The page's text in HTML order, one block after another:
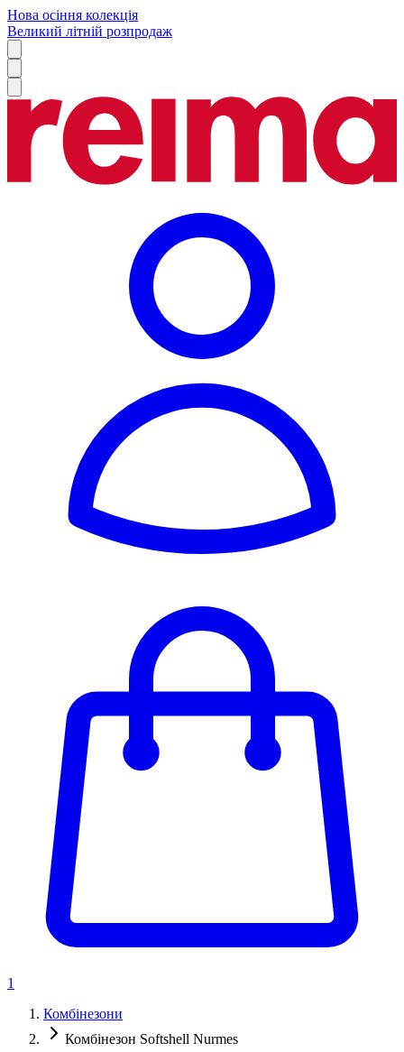
Нова осіння колекція
Великий літній розпродаж
1
Комбінезони
Комбінезон Softshell Nurmes